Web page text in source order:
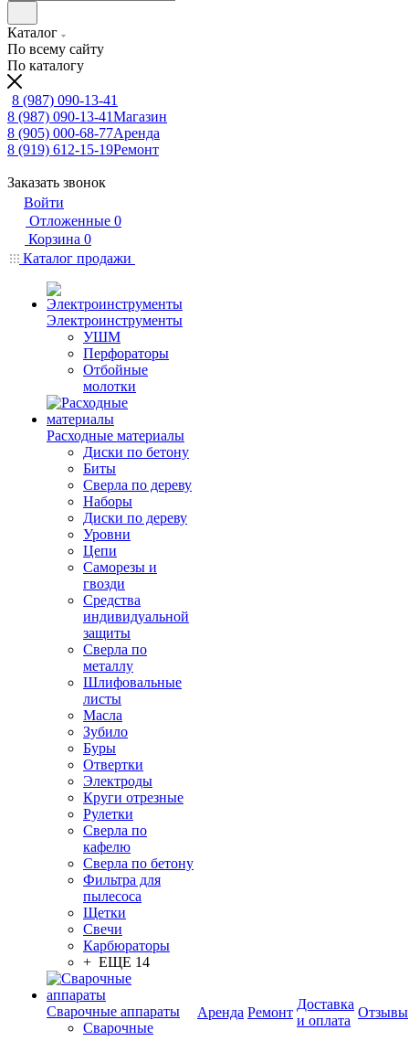
Каталог
По всему сайту
По каталогу
8 (987) 090-13-41
8 (987) 090-13-41Магазин
8 (905) 000-68-77Аренда
8 (919) 612-15-19Ремонт
Заказать звонок
Войти
Отложенные 0
Корзина 0
Каталог продажи
Электроинструменты
УШМ
Перфораторы
Отбойные
молотки
Расходные материалы
Диски по бетону
Биты
Сверла по дереву
Наборы
Диски по дереву
Уровни
Цепи
Саморезы и
гвозди
Средства
индивидуальной
защиты
Сверла по
металлу
Шлифовальные
листы
Масла
Зубило
Буры
Отвертки
Электроды
Круги отрезные
Рулетки
Сверла по
кафелю
Сверла по бетону
Фильтра для
пылесоса
Щетки
Свечи
Карбюраторы
+ ЕЩЕ 14
Сварочные аппараты
Сварочные
Аренда Ремонт
Доставка
и оплата
Отзывы